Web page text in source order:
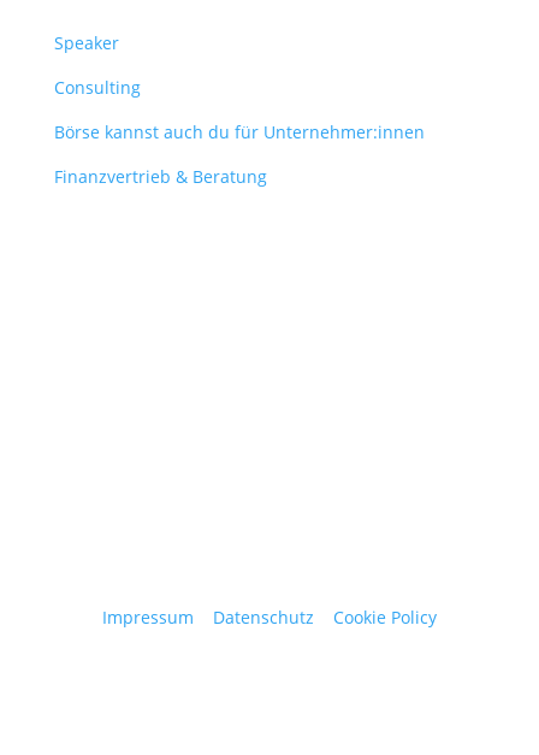
Speaker
Consulting
Börse kannst auch du für Unternehmer:innen
Finanzvertrieb & Beratung
Impressum Datenschutz Cookie Policy